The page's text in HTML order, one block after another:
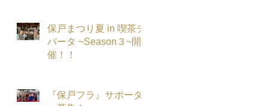
保戸まつり夏 in 喫茶チ
パータ ~Season３~開
催！！
『保戸フラ』サポータ